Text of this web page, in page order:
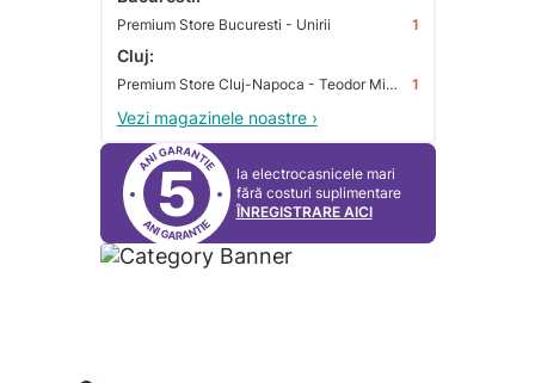
Premium Store Bucuresti - Unirii 1
Cluj:
Premium Store Cluj-Napoca - Teodor Mihali 1
Vezi magazinele noastre ›
5
la electrocasnicele mari
fără costuri suplimentare
ÎNREGISTRARE AICI